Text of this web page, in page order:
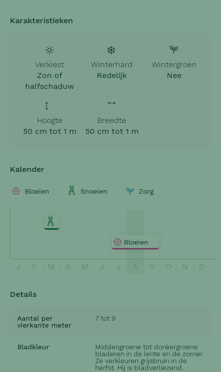
Karakteristieken
Verkiest
Zon of
halfschaduw
Winterhard
Redelijk
Wintergroen
Nee
Hoogte
50 cm tot 1 m
Breedte
50 cm tot 1 m
Kalender
Bloeien Snoeien Zorg
Bloeien
J F M A M J J A S O N D
Details
Aantal per
vierkante meter
7 tot 9
Bladkleur
Middengroene tot donkergroene
bladeren in de lente en de zomer.
Ze verkleuren grijsbruin in de
herfst. Hij is bladverliezend.